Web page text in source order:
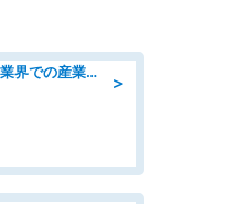
＞
「土日祝休み」ヘルスケア業界での産業保健師業務/看護師/高時給/未経験OK/要資格:正看護師